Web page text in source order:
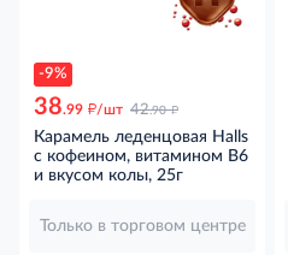
-9%
38.99 д/шт 42.90 д
Карамель леденцовая Halls
с кофеином, витамином В6
и вкусом колы, 25г
Только в торговом центре